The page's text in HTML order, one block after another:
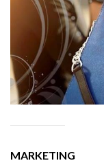
MARKETING